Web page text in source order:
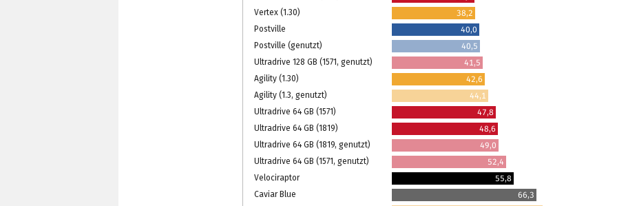
Vertex (1.30)
38,2
Postville
40,0
Postville (genutzt)
40,5
Ultradrive 128 GB (1571, genutzt)
41,5
Agility (1.30)
42,6
Agility (1.3, genutzt)
44,1
Ultradrive 64 GB (1571)
47,8
Ultradrive 64 GB (1819)
48,6
Ultradrive 64 GB (1819, genutzt)
49,0
Ultradrive 64 GB (1571, genutzt)
52,4
Velociraptor
55,8
Caviar Blue
66,3